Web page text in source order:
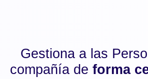
Gestiona a las
compañía de forma